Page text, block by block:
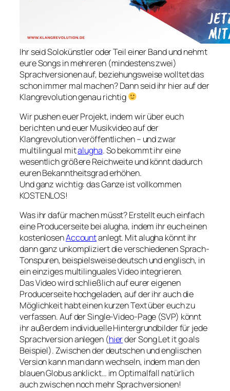
Ihr seid Solokünstler oder Teil einer Band und nehmt
eure Songs in mehreren (mindestens zwei)
Sprachversionen auf, beziehungsweise wolltet das
schon immer mal machen? Dann seid ihr hier auf der
Klangrevolution genau richtig
Wir pushen euer Projekt, indem wir über euch
berichten und euer Musikvideo auf der
Klangrevolution veröffentlichen – und zwar
multilingual mitalugha. So bekommt ihr eine
wesentlich größere Reichweite und könnt dadurch
euren Bekanntheitsgrad erhöhen.
Und ganz wichtig: das Ganze ist vollkommen
KOSTENLOS!
Was ihr dafür machen müsst? Erstellt euch einfach
eine Producerseite bei alugha, indem ihr euch einen
kostenlosenAccountanlegt. Mit alugha könnt ihr
dann ganz unkompliziert die verschiedenen Sprach-
Tonspuren, beispielsweise deutsch und englisch, in
ein einziges multilinguales Video integrieren.
Das Video wird schließlich auf eurer eigenen
Producerseite hochgeladen, auf der ihr auch die
Möglichkeit habt einen kurzen Text über euch zu
verfassen. Auf der Single-Video-Page (SVP) könnt
ihr außerdem individuelle Hintergrundbilder für jede
Sprachversion anlegen (hierder SongLet it goals
Beispiel). Zwischen der deutschen und englischen
Version kann man dann wechseln, indem man den
blauen Globus anklickt… im Optimalfall natürlich
auch zwischen noch mehr Sprachversionen!